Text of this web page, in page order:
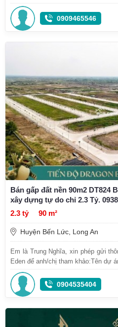
0909465546
Bán gấp đất nền 90m2 DT824
xây dựng tự do chỉ 2.3 Tỷ.
2.3 tỷ
90 m²
Huyện Bến Lức, Long An
Em là Trung Nghĩa, xin phép gửi
Eden để anh/chị tham khảo:Tên dự
0904535404